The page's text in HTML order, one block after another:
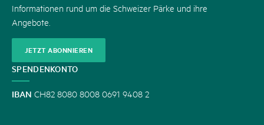
Informationen rund um die Schweizer Pärke und ihre
Angebote.
JETZT ABONNIEREN
SPENDENKONTO
IBAN CH82 8080 8008 0691 9408 2